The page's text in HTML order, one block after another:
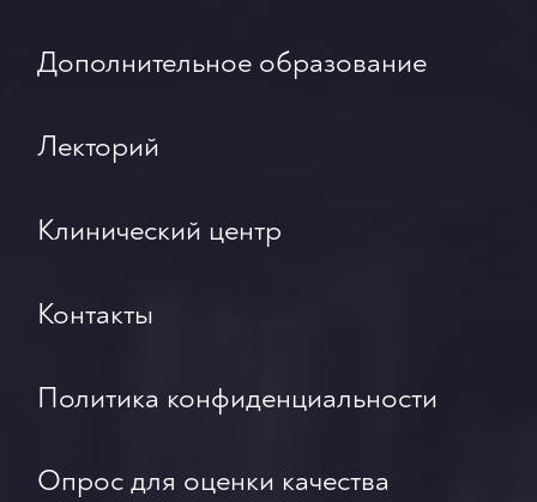
Дополнительное образование
Лекторий
Клинический центр
Контакты
Политика конфиденциальности
Опрос для оценки качества